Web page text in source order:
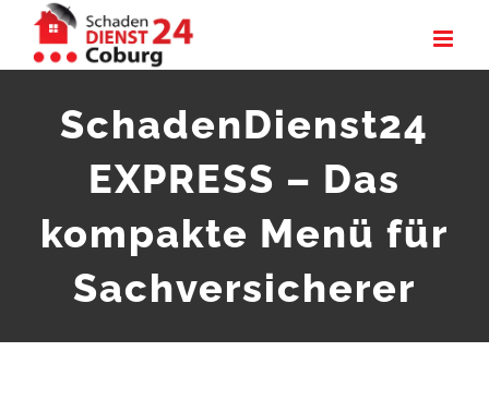
Inhalt
SchadenDienst24
EXPRESS – Das
kompakte Menü für
Sachversicherer